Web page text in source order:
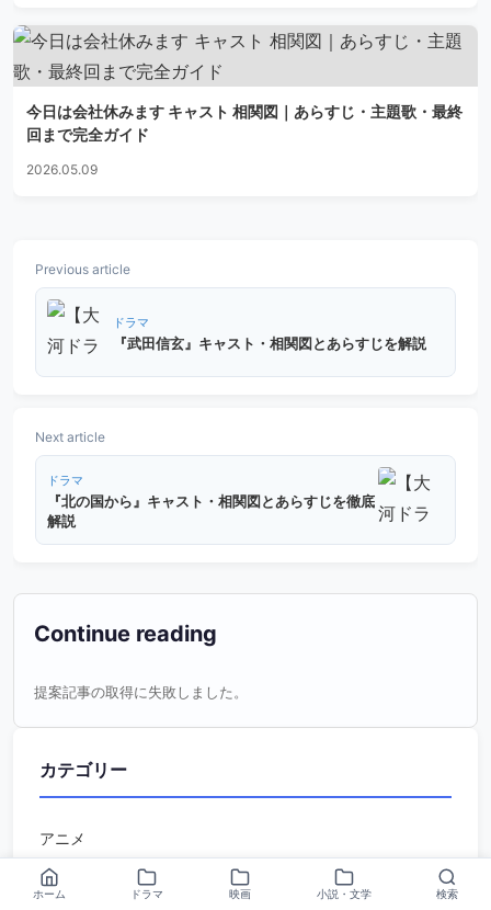
今日は会社休みます キャスト 相関図｜あらすじ・主題歌・最終
回まで完全ガイド
2026.05.09
Previous article
ドラマ
『武田信玄』キャスト・相関図とあらすじを解説
Next article
ドラマ
『北の国から』キャスト・相関図とあらすじを徹底
解説
Continue reading
提案記事の取得に失敗しました。
カテゴリー
アニメ
ドラマ
ホーム ドラマ 映画 小説・文学 検索